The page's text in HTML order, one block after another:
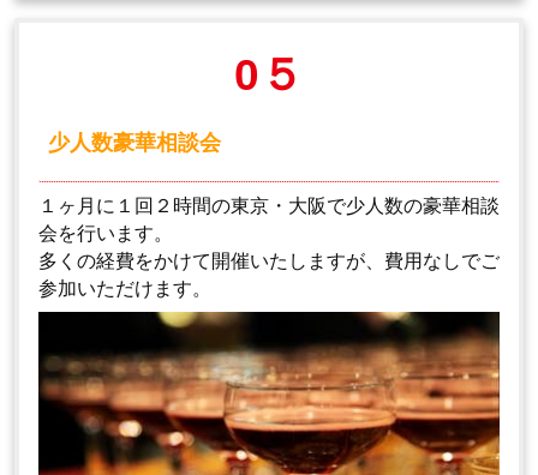
0５
少人数豪華相談会
１ヶ月に１回２時間の東京・大阪で少人数の豪華相談
会を行います。
多くの経費をかけて開催いたしますが、費用なしでご
参加いただけます。